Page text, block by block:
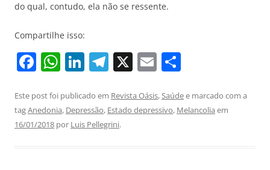
do qual, contudo, ela não se ressente.
Compartilhe isso:
F
c
e
W
at
s
Li
k
e
T
e
gr
X E
ai
l
ar
e
Este post foi publicado em Revista Oásis,Saúdee marcado com a
tagAnedonia, Depressão, Estado depressivo, Melancolia em
16/01/2018 por Luis Pellegrini.